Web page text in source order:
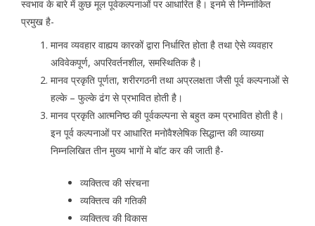
स्वभाव के बारे में कुछ मूल पूर्वकल्पनाओं पर आधारित है। इनमे से निम्नांकित
प्रमुख है-
मानव व्यवहार वाह्यय कारकों द्वारा निर्धारित होता है तथा ऐसे व्यवहार
अविवेकपूर्ण, अपरिवर्तनशील, समस्थितिक है।
मानव प्रकृति पूर्णता, शरीरगठनी तथा अप्रलक्षता जैसी पूर्व कल्पनाओं से
हल्के – फुल्के ढंग से प्रभावित होती है।
मानव प्रकृति आत्मनिष्ठ की पूर्वकल्पना से बहुत कम प्रभावित होती है।
इन पूर्व कल्पनाओं पर आधारित मनोवैश्लेषिक सिद्धान्त की व्याख्या
निम्नलिखित तीन मुख्य भागों मे बॉट कर की जाती है-
व्यक्तित्व की संरचना
व्यक्तित्व की गतिकी
व्यक्तित्व की विकास